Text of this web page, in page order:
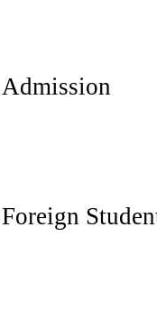
Admission
Foreign